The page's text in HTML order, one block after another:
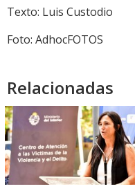
Texto: Luis Custodio
Foto: AdhocFOTOS
Relacionadas